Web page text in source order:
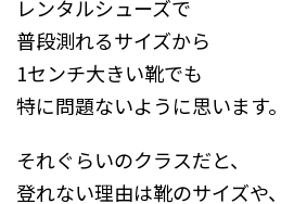
レンタルシューズで
普段測れるサイズから
1センチ大きい靴でも
特に問題ないように思います。
それぐらいのクラスだと、
登れない理由は靴のサイズや、